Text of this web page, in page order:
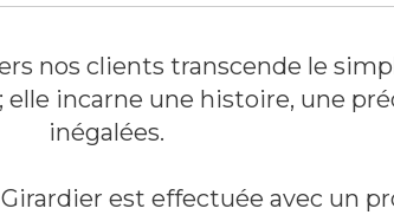
nos clients transcende le
incarne une histoire, une
inégalées.
est effectuée avec un